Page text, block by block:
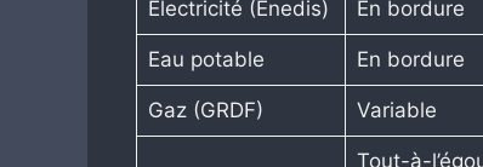
Électricité (Enedis) En bordure
Eau potable En bordure
Gaz (GRDF) Variable
Tout-à-